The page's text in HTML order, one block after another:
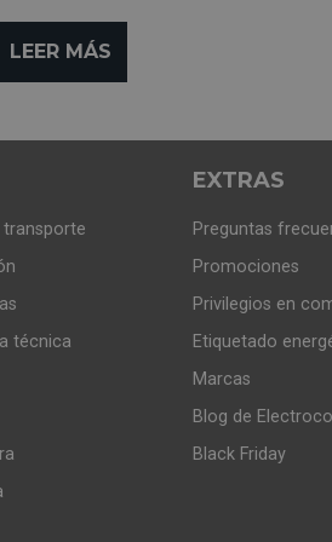
con todo tipo de recipientes
especiales
a destacar es que su
a tener muy en cuenta.
LEER MÁS
transporte
técnica
EXTRAS
Preguntas
Promociones
Privilegios en
Etiquetado
Marcas
Blog de
Black Friday